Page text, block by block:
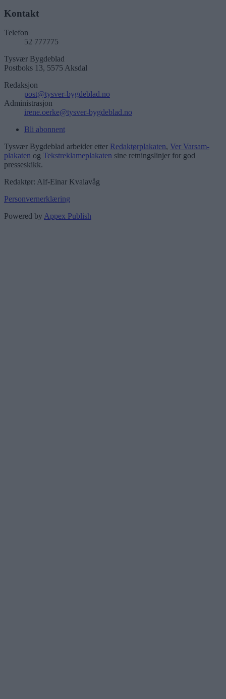
Kontakt
Telefon
52 777775
Tysvær Bygdeblad
Postboks 13, 5575 Aksdal
Redaksjon
post@tysver-bygdeblad.no
Administrasjon
irene.oerke@tysver-bygdeblad.no
Bli abonnent
Tysvær Bygdeblad arbeider etter Redaktørplakaten, Ver Varsam-
plakaten og Tekstreklameplakaten sine retningslinjer for god
presseskikk.
Redaktør: Alf-Einar Kvalavåg
Personvernerklæring
Powered byAppex Publish